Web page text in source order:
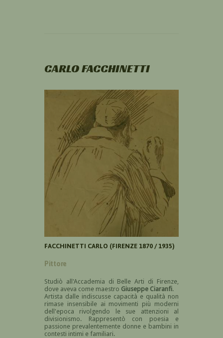
CARLO FACCHINETTI
FACCHINETTI CARLO (FIRENZE 1870 / 1935)
Pittore
Studiò all'Accademia di Belle Arti di Firenze,
dove aveva come maestro Giuseppe Ciaranfi.
Artista dalle indiscusse capacità e qualità non
rimase insensibile ai movimenti più moderni
dell'epoca rivolgendo le sue attenzioni al
divisionismo. Rappresentò con poesia e
passione prevalentemente donne e bambini in
contesti intimi e familiari.